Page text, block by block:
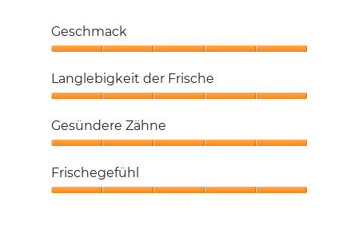
Geschmack
5
von
Langlebigkeit der Frische
der
Frische,
von
5
Gesündere Zähne
Zähne,
5
Frischegefühl